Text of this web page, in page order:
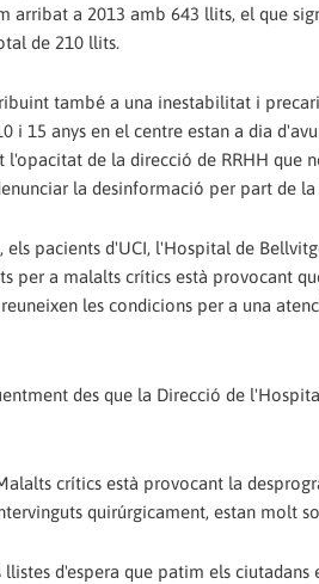
arribat a 2013 amb 643 llits, el que
de 210 llits.
també a una inestabilitat i
i 15 anys en el centre estan a dia
de la direcció de RRHH que
la desinformació per part de la
els pacients d'UCI, l'Hospital de
per a malalts crítics està provocant
les condicions per a una
des que la Direcció de
crítics està provocant la
quirúrgicament, estan molt
d'espera que patim els